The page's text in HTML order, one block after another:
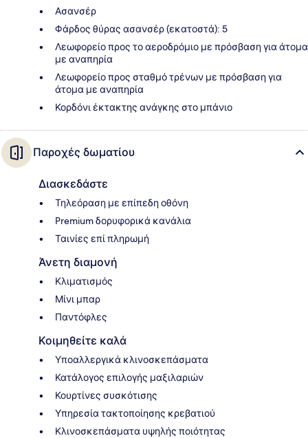
Ασανσέρ
Φάρδος θύρας ασανσέρ (εκατοστά): 5
Λεωφορείο προς το αεροδρόμιο με πρόσβαση για άτομα
με αναπηρία
Λεωφορείο προς σταθμό τρένων με πρόσβαση για
άτομα με αναπηρία
Κορδόνι έκτακτης ανάγκης στο μπάνιο
Παροχές δωματίου
Διασκεδάστε
Τηλεόραση με επίπεδη οθόνη
Premium δορυφορικά κανάλια
Ταινίες επί πληρωμή
Άνετη διαμονή
Κλιματισμός
Μίνι μπαρ
Παντόφλες
Κοιμηθείτε καλά
Υποαλλεργικά κλινοσκεπάσματα
Κατάλογος επιλογής μαξιλαριών
Κουρτίνες συσκότισης
Υπηρεσία τακτοποίησης κρεβατιού
Κλινοσκεπάσματα υψηλής ποιότητας